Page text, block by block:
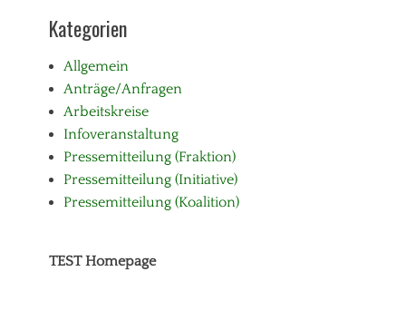
Kategorien
Allgemein
Anträge/Anfragen
Arbeitskreise
Infoveranstaltung
Pressemitteilung (Fraktion)
Pressemitteilung (Initiative)
Pressemitteilung (Koalition)
TEST Homepage